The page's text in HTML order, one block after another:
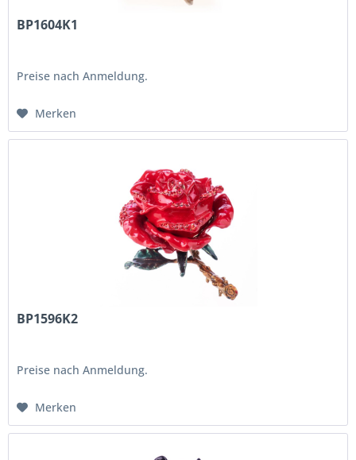
BP1604K1
Preise nach Anmeldung.
Merken
BP1596K2
Preise nach Anmeldung.
Merken